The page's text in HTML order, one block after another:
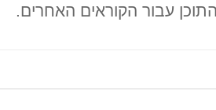
עבור הקוראים האחרים.